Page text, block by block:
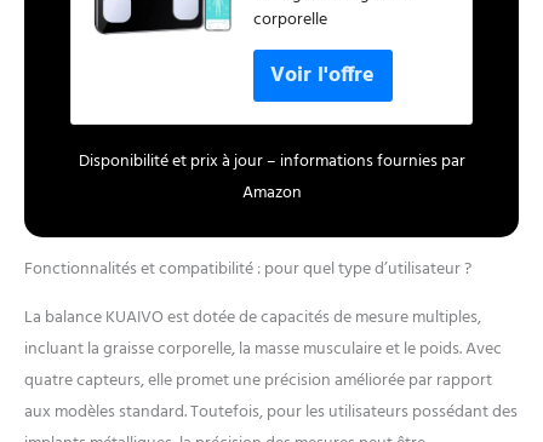
corporelle
Disponibilité et prix à jour – informations fournies par
Amazon
Fonctionnalités et compatibilité : pour quel type d’utilisateur ?
La balance KUAIVO est dotée de capacités de mesure multiples,
incluant la graisse corporelle, la masse musculaire et le poids. Avec
quatre capteurs, elle promet une précision améliorée par rapport
aux modèles standard. Toutefois, pour les utilisateurs possédant des